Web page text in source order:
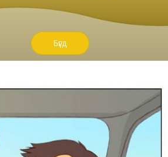
Бүгд